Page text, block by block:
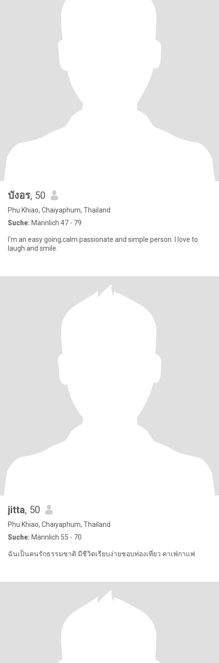
บังอร, 50
Phu Khiao, Chaiyaphum, Thailand
Suche: Männlich 47 - 79
I'm an easy going,calm passionate and simple person. I love to
laugh and smile.
jitta, 50
Phu Khiao, Chaiyaphum, Thailand
Suche: Männlich 55 - 70
ฉันเป็นคนรักธรรมชาติ มีชีวิตเรียบง่ายชอบท่องเที่ยว คาเฟ่กาแฟ